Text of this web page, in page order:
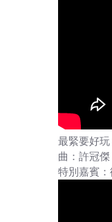
最緊要好
曲：許冠
特別嘉賓